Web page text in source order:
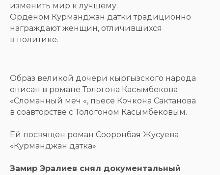
изменить мир к лучшему.
Орденом Курманджан датки традиционно
награждают женщин, отличившихся
в политике.
Образ великой дочери кыргызского народа
описан в романе Тологона Касымбекова
«Сломанный меч «, пьесе Кочкона Сактанова
в соавторстве с Тологоном Касымбековым.
Ей посвящен роман Сооронбая Жусуева
«Курманджан датка».
Замир Эралиев снял документальный